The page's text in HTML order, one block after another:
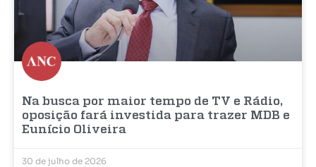
Na busca por maior tempo de TV e Rádio,
oposição fará investida para trazer MDB e
Eunício Oliveira
30 de julho de 2026